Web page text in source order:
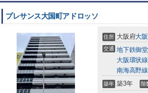
プレサンス大国町アドロッソ
住所 大阪府大
交通 地下鉄御
大阪環状線
南海高野線
築年 築3年 階